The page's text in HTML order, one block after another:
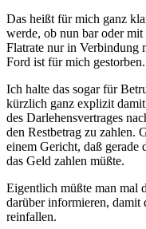
Das heißt für mich ganz
werde, ob nun bar oder
Flatrate nur in Verbindung
Ford ist für mich gestorben.
Ich halte das sogar für
kürzlich ganz explizit
des Darlehensvertrages
den Restbetrag zu zahlen.
einem Gericht, daß gerade
das Geld zahlen müßte.
Eigentlich müßte man mal
darüber informieren, damit
reinfallen.